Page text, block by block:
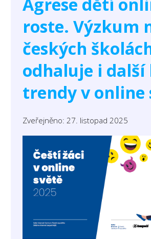
Agrese dětí
roste. Výzkum
českých
odhaluje i další
trendy v online
Zveřejněno: 27. listopad 2025